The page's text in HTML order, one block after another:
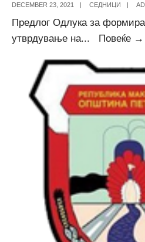
DECEMBER 23, 2021 СЕДНИЦИ
Предлог Одлука за
утврдување на... Повеќе →